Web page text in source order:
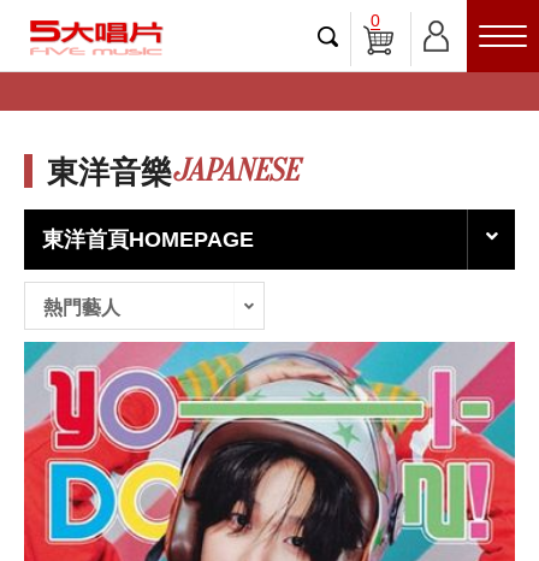
0
東洋音樂JAPANESE
東洋首頁HOMEPAGE
熱門藝人